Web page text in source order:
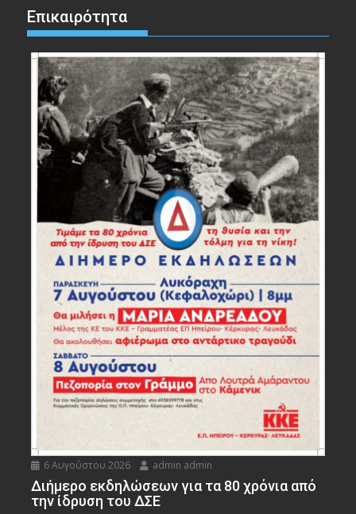
Επικαιρότητα
6 Αυγούστου 2026 admin admin
Διήμερο εκδηλώσεων για τα 80 χρόνια από
την ίδρυση του ΔΣΕ